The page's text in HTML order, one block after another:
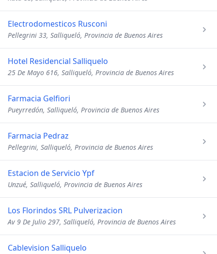
Electrodomesticos Rusconi
Pellegrini 33, Salliqueló, Provincia de Buenos Aires
Hotel Residencial Salliquelo
25 De Mayo 616, Salliqueló, Provincia de Buenos Aires
Farmacia Gelfiori
Pueyrredón, Salliqueló, Provincia de Buenos Aires
Farmacia Pedraz
Pellegrini, Salliqueló, Provincia de Buenos Aires
Estacion de Servicio Ypf
Unzué, Salliqueló, Provincia de Buenos Aires
Los Florindos SRL Pulverizacion
Av 9 De Julio 297, Salliqueló, Provincia de Buenos Aires
Cablevision Salliquelo